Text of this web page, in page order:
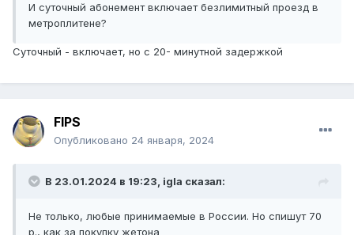
И суточный абонемент включает безлимитный проезд в
метроплитене?
Суточный - включает, но с 20- минутной задержкой
FIPS
Опубликовано 24 января, 2024
В 23.01.2024 в 19:23, igla сказал:
Не только, любые принимаемые в России. Но спишут 70
р., как за покупку жетона